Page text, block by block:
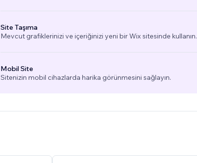
Site Taşıma
Mevcut grafiklerinizi ve içeriğinizi yeni bir Wix sitesinde kullanın.
Mobil Site
Sitenizin mobil cihazlarda harika görünmesini sağlayın.